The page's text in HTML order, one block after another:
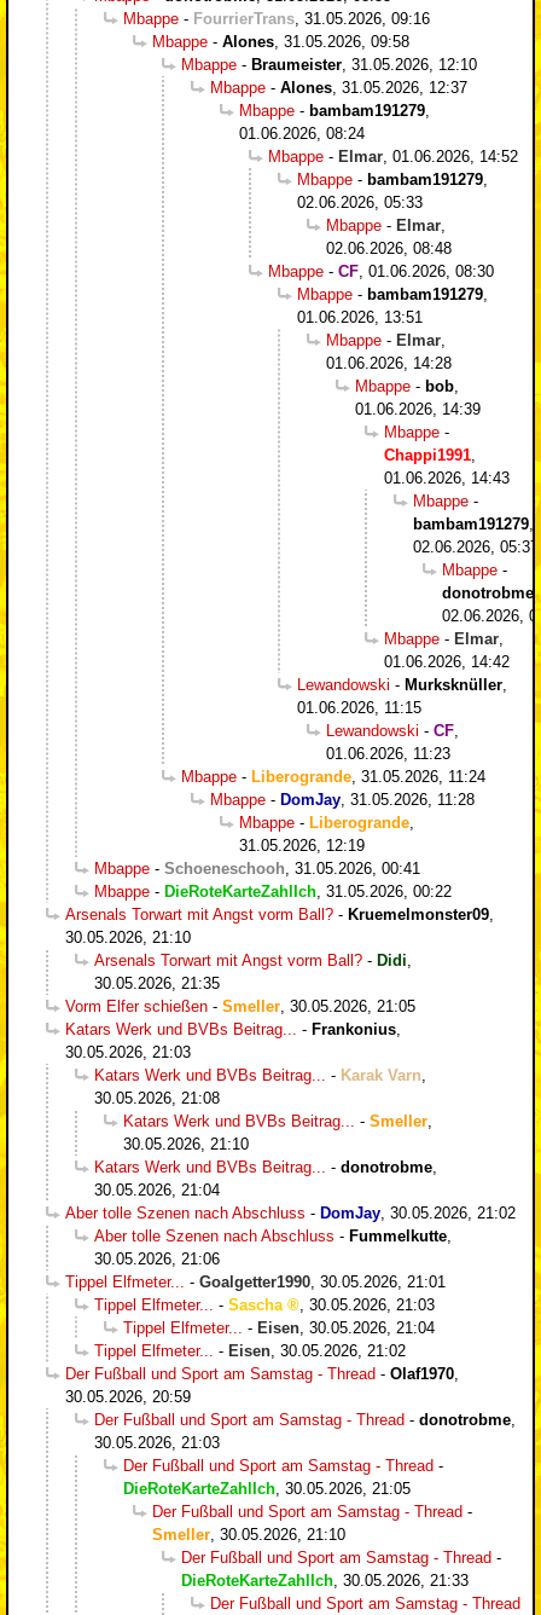
Mbappe - FourrierTrans 31.05.2026, 09:16
Mbappe - Alones 31.05.2026, 09:58
Mbappe - Braumeister 31.05.2026, 12:10
Mbappe - Alones 31.05.2026, 12:37
Mbappe - bambam191279
01.06.2026, 08:24
Mbappe - Elmar 01.06.2026, 14:52
Mbappe - bambam191279
02.06.2026, 05:33
Mbappe - Elmar
02.06.2026, 08:48
Mbappe - CF 01.06.2026, 08:30
Mbappe - bambam191279
01.06.2026, 13:51
Mbappe - Elmar
01.06.2026, 14:28
Mbappe - bob
01.06.2026, 14:39
Mbappe -
Chappi1991
01.06.2026, 14:43
Mbappe -
bambam191279
02.06.2026, 05:37
Mbappe -
donotrobme,
02.06.2026,
Mbappe - Elmar
01.06.2026, 14:42
Lewandowski - Murksknüller
01.06.2026, 11:15
Lewandowski - CF
01.06.2026, 11:23
Mbappe - Liberogrande 31.05.2026, 11:24
Mbappe - DomJay 31.05.2026, 11:28
Mbappe - Liberogrande
31.05.2026, 12:19
Mbappe - Schoeneschooh 31.05.2026, 00:41
Mbappe - DieRoteKarteZahlIch 31.05.2026, 00:22
Arsenals Torwart mit Angst vorm Ball? - Kruemelmonster09
30.05.2026, 21:10
Arsenals Torwart mit Angst vorm Ball? - Didi
30.05.2026, 21:35
Vorm Elfer schießen - Smeller 30.05.2026, 21:05
Katars Werk und BVBs Beitrag...
- Frankonius
30.05.2026, 21:03
Katars Werk und BVBs Beitrag...
- Karak Varn
30.05.2026, 21:08
Katars Werk und BVBs Beitrag...
- Smeller
30.05.2026, 21:10
Katars Werk und BVBs Beitrag...
- donotrobme
30.05.2026, 21:04
Aber tolle Szenen nach Abschluss - DomJay 30.05.2026, 21:02
Aber tolle Szenen nach Abschluss - Fummelkutte
30.05.2026, 21:06
Tippel Elfmeter...
- Goalgetter1990 30.05.2026, 21:01
Tippel Elfmeter...
- Sascha
30.05.2026, 21:03
Tippel Elfmeter...
- Eisen 30.05.2026, 21:04
Tippel Elfmeter...
- Eisen 30.05.2026, 21:02
Der Fußball und Sport am Samstag - Thread - Olaf1970
30.05.2026, 20:59
Der Fußball und Sport am Samstag - Thread - donotrobme
30.05.2026, 21:03
Der Fußball und Sport am Samstag - Thread -
DieRoteKarteZahlIch 30.05.2026, 21:05
Der Fußball und Sport am Samstag - Thread -
Smeller 30.05.2026, 21:10
Der Fußball und Sport am Samstag - Thread -
DieRoteKarteZahlIch 30.05.2026, 21:33
Der Fußball und Sport am Samstag - Thread